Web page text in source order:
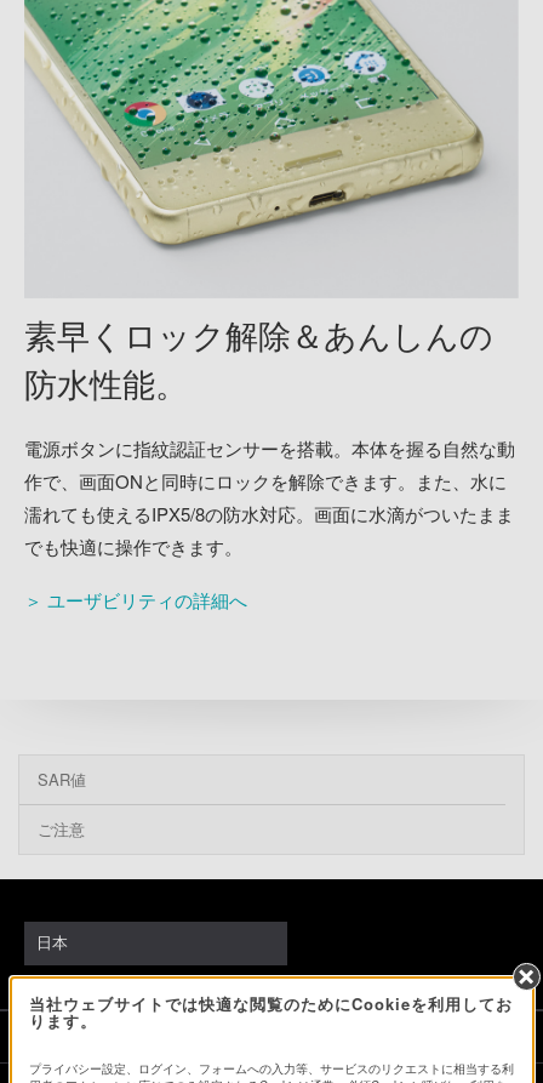
素早くロック解除＆あんしんの
防水性能。
電源ボタンに指紋認証センサーを搭載。本体を握る自然な動
作で、画面ONと同時にロックを解除できます。また、水に
濡れても使えるIPX5/8の防水対応。画面に水滴がついたまま
でも快適に操作できます。
＞ ユーザビリティの詳細へ
SAR値
ご注意
当社ウェブサイトでは快適な閲覧のためにCookieを利用してお
ります。
プライバシー設定、ログイン、フォームへの入力等、サービスのリクエストに相当する利
日本
ソニーストアでのお買い物にあたって